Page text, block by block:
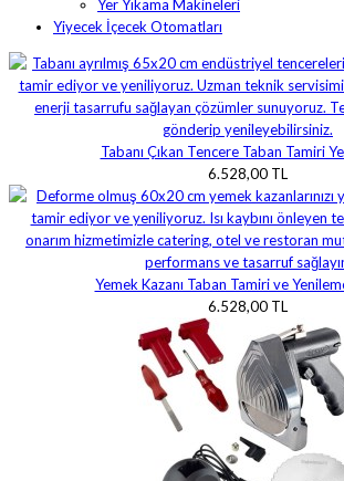
Yer Yıkama Makineleri
Yiyecek İçecek Otomatları
Tabanı Çıkan Tencere Taban Tamiri
6.528,00 TL
Yemek Kazanı Taban Tamiri ve
6.528,00 TL